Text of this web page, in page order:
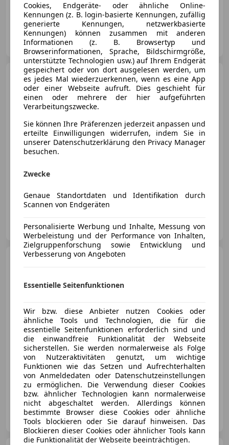
06/2020 109 000 km Diesel 235 kW (320 PS)
Privat
AT-8073 Feldkirchen bei Graz
BMW 840 d xDrive *M-
Paket/Soft-
Close/Integrallenkung/HUD/
LED*
€ 54 980
115 000 km Diesel 250 kW (340 PS)
AT-4600 Wels
BMW 840
€ 69 900
09/2023 76 500 km Diesel 250 kW (340 PS)
Fritz Pichler GmbH
AT-4221 Steyregg
Cookies, Endgeräte- oder ähnliche Online-
Kennungen (z. B. login-basierte Kennungen, zufällig
generierte Kennungen, netzwerkbasierte
Kennungen) können zusammen mit anderen
Informationen (z. B. Browsertyp und
Browserinformationen, Sprache, Bildschirmgröße,
unterstützte Technologien usw.) auf Ihrem Endgerät
gespeichert oder von dort ausgelesen werden, um
es jedes Mal wiederzuerkennen, wenn es eine App
oder einer Webseite aufruft. Dies geschieht für
einen oder mehrere der hier aufgeführten
Verarbeitungszwecke.
Sie können Ihre Präferenzen jederzeit anpassen und
erteilte Einwilligungen widerrufen, indem Sie in
unserer Datenschutzerklärung den Privacy Manager
besuchen.
Zwecke
Genaue Standortdaten und Identifikation durch
Scannen von Endgeräten
Personalisierte Werbung und Inhalte, Messung von
Werbeleistung und der Performance von Inhalten,
Zielgruppenforschung sowie Entwicklung und
Verbesserung von Angeboten
Essentielle Seitenfunktionen
Wir bzw. diese Anbieter nutzen Cookies oder
ähnliche Tools und Technologien, die für die
essentielle Seitenfunktionen erforderlich sind und
die einwandfreie Funktionalität der Webseite
sicherstellen. Sie werden normalerweise als Folge
von Nutzeraktivitäten genutzt, um wichtige
Funktionen wie das Setzen und Aufrechterhalten
von Anmeldedaten oder Datenschutzeinstellungen
zu ermöglichen. Die Verwendung dieser Cookies
bzw. ähnlicher Technologien kann normalerweise
nicht abgeschaltet werden. Allerdings können
bestimmte Browser diese Cookies oder ähnliche
Tools blockieren oder Sie darauf hinweisen. Das
Blockieren dieser Cookies oder ähnlicher Tools kann
die Funktionalität der Webseite beeinträchtigen.